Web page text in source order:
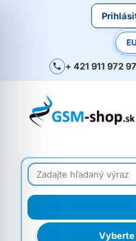
+ 421 911 972
Vyberte